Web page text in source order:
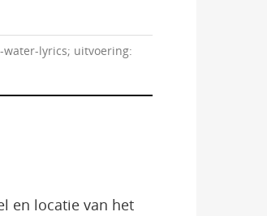
lyrics; uitvoering:
en locatie van het